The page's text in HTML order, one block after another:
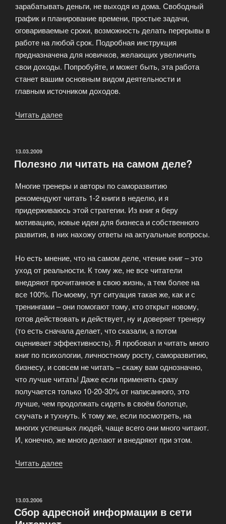
зарабатывать деньги, не выходя из дома. Свободный
график и планирование времени, простые задачи,
оговариваемые сроки, возможность делать перерывы в
работе на любой срок. Подробная инструкция
предназначена для новичков, желающих увеличить
свои доходы. Попробуйте, и может быть, эта работа
станет вашим основным видом деятельности и
главным источником доходов.
Читать далее
интернет
?»
ОПУБЛИКОВАНО
13.03.2009
Полезно ли читать на самом деле?
Многие тренеры и авторы по саморазвитию
рекомендуют читать 1-2 книги в неделю, и я
придерживаюсь этой стратегии. Из книг я беру
мотивацию, новые идеи для бизнеса и собственного
развития, в них нахожу ответы на актуальные вопросы.
Но есть мнение, что на самом деле, чтение книг – это
уход от реальности. К тому же, не все читатели
внедряют прочитанное в свою жизнь, а тем более на
все 100%. По-моему, тут ситуация такая же, как и с
тренингами – они помогают тому, кто открыт новому,
готов действовать и действует, ну и доверяет тренеру
(то есть сначала делает, что сказали, а потом
оценивает эффективность). Я пробовал и читать много
книг по психологии, личностному росту, саморазвитию,
бизнесу, и совсем не читать – скажу вам однозначно,
что лучше читать! Даже если применять сразу
получается только 10-20-30% от написанного, это
лучше, чем продолжать сидеть в своём болотце,
скучать и тухнуть. К тому же, если посмотреть, на
многих успешных людей, чаще всего они много читают.
И, конечно, же много делают и внедряют при этом.
Читать далее
самом
ОПУБЛИКОВАНО
13.03.2006
Сбор адресной информации в сети